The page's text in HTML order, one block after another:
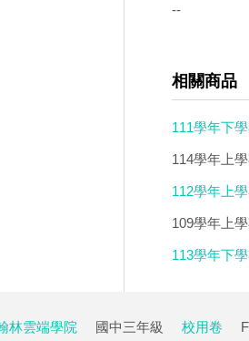
--
相關商品
111學年下
114學年上
DVD版
112學年上
109學年上
113學年下
林雲端學院 國中三年級 校用卷